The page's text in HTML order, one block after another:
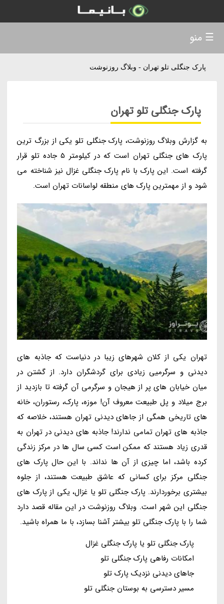
پارک جنگلی تلو تهران - وبلاگ روزنوشت
پارک جنگلی تلو تهران
به گزارش وبلاگ روزنوشت، پارک جنگلی تلو یکی از بزرگ ترین
پارک های جنگلی تهران است که در کیلومتر 5 جاده تلو قرار
گرفته است. این پارک با نام پارک جنگلی غزال نیز شناخته می
شود و از مهمترین پارک های منطقه لواسانات تهران است.
تهران یکی از کلان شهرهای زیبا در دنیاست که جاذبه های
دیدنی و سرگرمیی زیادی برای گردشگران دارد. از گشتن در
میان خیابان های پر از هیجان و سرگرمی آن گرفته تا بازدید از
برج میلاد و پل طبیعت معروف آن! موزه، پارک، رستوران، خانه
های تاریخی همگی از جاهای دیدنی تهران هستند، خلاصه که
جاذبه های تهران تمامی ندارند! جاذبه های دیدنی در تهران به
قدری زیاد هستند که ممکن است کسی سال ها در مرکز زندگی
کرده باشد، اما چیزی از آن ها نداند. با این حال پارک های
جنگلی مرکز برای کسانی که عاشق طبیعت هستند، از جلوه
بیشتری برخوردارند. پارک جنگلی تلو یا غزال، یکی از پارک های
جنگلی این شهر است. وبلاگ روزنوشت در این مقاله قصد دارد
شما را با پارک جنگلی تلو بیشتر آشنا بسازد، با ما همراه باشید.
پارک جنگلی تلو یا پارک جنگلی غزال
امکانات رفاهی پارک جنگلی تلو
جاهای دیدنی نزدیک پارک تلو
مسیر دسترسی به بوستان جنگلی تلو
☰ منو